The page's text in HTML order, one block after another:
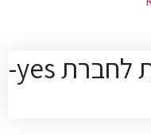
מנהל/ת צוות מכירות לחברת yes-